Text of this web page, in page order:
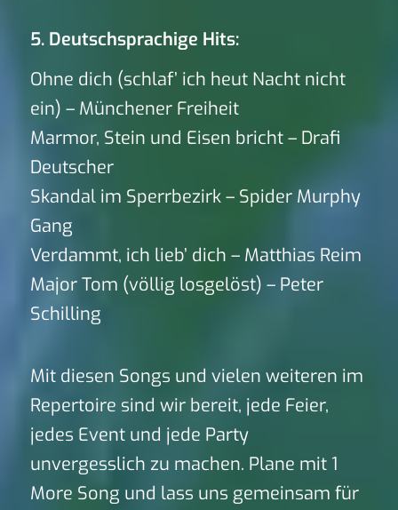
5. Deutschsprachige Hits:
Ohne dich (schlaf’ ich heut Nacht nicht
ein) – Münchener Freiheit
Marmor, Stein und Eisen bricht – Drafi
Deutscher
Skandal im Sperrbezirk – Spider Murphy
Gang
Verdammt, ich lieb’ dich – Matthias Reim
Major Tom (völlig losgelöst) – Peter
Schilling
Mit diesen Songs und vielen weiteren im
Repertoire sind wir bereit, jede Feier,
jedes Event und jede Party
unvergesslich zu machen. Plane mit 1
More Song und lass uns gemeinsam für